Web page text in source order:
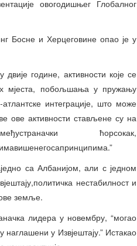
овогодишњег Глобалног
Босне и Херцеговине опао је у
године, активности које се
мјеста, побољшања у пружању
интеграције, што може
ове активности стављене су на
ћорсокак,
са Албанијом, али с једном
нестабилност и
земље.
лидера у новембру, “могао
у Извјештају.” Истакао